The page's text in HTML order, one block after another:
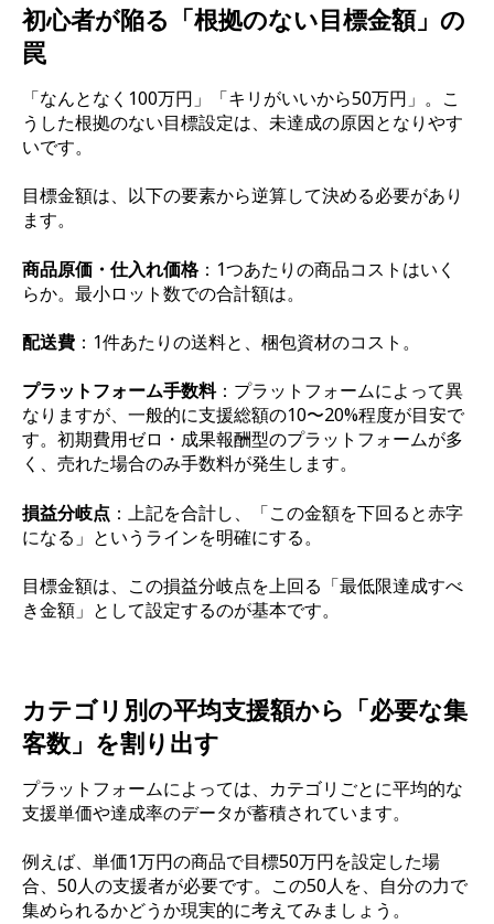
初心者が陥る「根拠のない目標金額」の
罠
「なんとなく100万円」「キリがいいから50万円」。こ
うした根拠のない目標設定は、未達成の原因となりやす
いです。
目標金額は、以下の要素から逆算して決める必要があり
ます。
商品原価・仕入れ価格：1つあたりの商品コストはいく
らか。最小ロット数での合計額は。
配送費 ：1件あたりの送料と、梱包資材のコスト。
プラットフォーム手数料：プラットフォームによって異
なりますが、一般的に支援総額の10〜20%程度が目安で
す。初期費用ゼロ・成果報酬型のプラットフォームが多
く、売れた場合のみ手数料が発生します。
損益分岐点 ：上記を合計し、「この金額を下回ると赤字
になる」というラインを明確にする。
目標金額は、この損益分岐点を上回る「最低限達成すべ
き金額」として設定するのが基本です。
カテゴリ別の平均支援額から「必要な集
客数」を割り出す
プラットフォームによっては、カテゴリごとに平均的な
支援単価や達成率のデータが蓄積されています。
例えば、単価1万円の商品で目標50万円を設定した場
合、50人の支援者が必要です。この50人を、自分の力で
集められるかどうか現実的に考えてみましょう。